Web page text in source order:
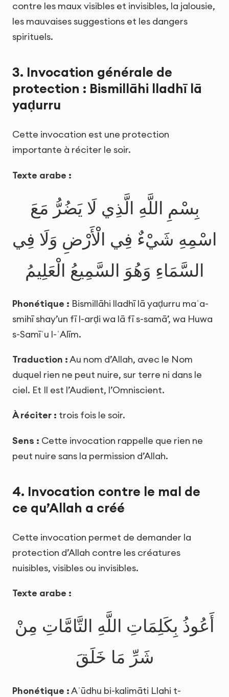
contre les maux visibles et invisibles, la jalousie,
les mauvaises suggestions et les dangers
spirituels.
3. Invocation générale de
protection : Bismillāhi lladhī lā
yaḍurru
Cette invocation est une protection
importante à réciter le soir.
Texte arabe :
بِسْمِ اللَّهِ الَّذِي لَا يَضُرُّ مَعَ
اسْمِهِ شَيْءٌ فِي الْأَرْضِ وَلَا فِي
السَّمَاءِ وَهُوَ السَّمِيعُ الْعَلِيمُ
Phonétique : Bismillāhi lladhī lā yaḍurru maʿa-
smihī shay’un fī l-arḍi wa lā fī s-samā’, wa Huwa
s-Samīʿu l-ʿAlīm.
Traduction :Au nom d’Allah, avec le Nom
duquel rien ne peut nuire, sur terre ni dans le
ciel. Et Il est l’Audient, l’Omniscient.
À réciter : trois fois le soir.
Sens : Cette invocation rappelle que rien ne
peut nuire sans la permission d’Allah.
4. Invocation contre le mal de
ce qu’Allah a créé
Cette invocation permet de demander la
protection d’Allah contre les créatures
nuisibles, visibles ou invisibles.
Texte arabe :
أَعُوذُ بِكَلِمَاتِ اللَّهِ التَّامَّاتِ مِنْ
شَرِّ مَا خَلَقَ
Phonétique :Aʿūdhu bi-kalimāti Llahi t-